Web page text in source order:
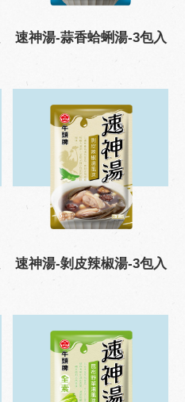
速神湯-蒜香蛤蜊湯-3包入
速神湯-剝皮辣椒湯-3包入